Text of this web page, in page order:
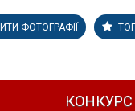
ФОТОГРАФІЇ
КОНКУРС